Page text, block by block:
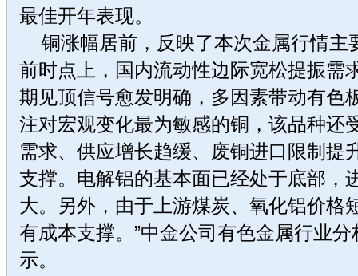
最佳开年表现。
铜涨幅居前，反映了本次金属行情主
前时点上，国内流动性边际宽松提振需
期见顶信号愈发明确，多因素带动有色
注对宏观变化最为敏感的铜，该品种还
需求、供应增长趋缓、废铜进口限制提
支撑。电解铝的基本面已经处于底部，
大。另外，由于上游煤炭、氧化铝价格
有成本支撑。”中金公司有色金属行业
示。